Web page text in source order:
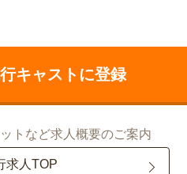
キャストに登録
トなど求人概要のご案内
求人TOP